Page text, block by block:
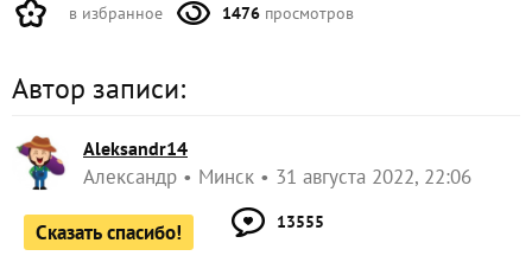
в избранное 1476 просмотров
Автор записи:
Aleksandr14
Александр Минск 31 августа 2022, 22:06
Сказать спасибо! 13555